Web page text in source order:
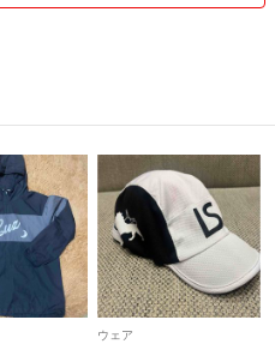
ウェア